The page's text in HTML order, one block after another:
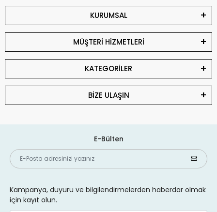
KURUMSAL
MÜŞTERİ HİZMETLERİ
KATEGORİLER
BİZE ULAŞIN
E-Bülten
Kampanya, duyuru ve bilgilendirmelerden haberdar olmak
için kayıt olun.